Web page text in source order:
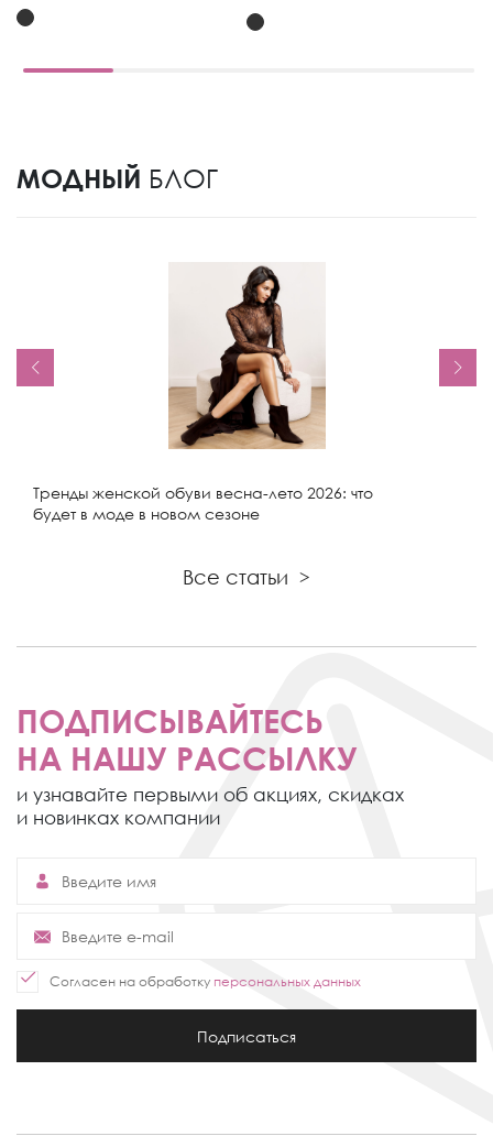
МОДНЫЙ БЛОГ
Тренды женской обуви весна-лето 2026: что
будет в моде в новом сезоне
Все статьи >
ПОДПИСЫВАЙТЕСЬ
НА НАШУ РАССЫЛКУ
и узнавайте первыми об акциях, скидках
и новинках компании
Согласен на обработку персональных данных
Подписаться